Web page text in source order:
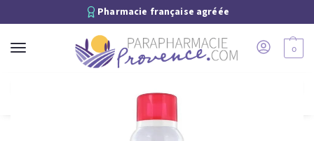
Pharmacie française agréée
0